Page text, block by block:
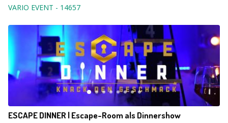
VARIO EVENT - 14657
ESCAPE DINNER | Escape-Room als Dinnershow